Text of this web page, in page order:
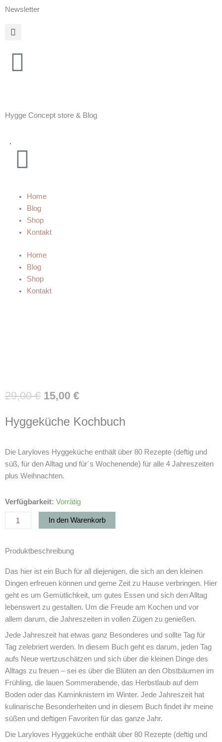
Zum
springen
Newsletter
Hygge Concept store & Blog
Warenkorb
Home
Blog
Shop
Kontakt
Home
Blog
Shop
Kontakt
29,00€ Ursprünglicher
war:
15,00 €Aktueller
ist:
Hyggeküche Kochbuch
Die Laryloves Hyggeküche enthält über 80 Rezepte (deftig und
süß, für den Alltag und für´s Wochenende) für alle 4 Jahreszeiten
plus Weihnachten.
Verfügbarkeit: Vorrätig
Hyggeküche
Kochbuch
Menge
In den Warenkorb
Produktbeschreibung
Das hier ist ein Buch für all diejenigen, die sich an den kleinen
Dingen erfreuen können und gerne Zeit zu Hause verbringen. Hier
geht es um Gemütlichkeit, um gutes Essen und sich den Alltag
lebenswert zu gestalten. Um die Freude am Kochen und vor
allem darum, die Jahreszeiten in vollen Zügen zu genießen.
Jede Jahreszeit hat etwas ganz Besonderes und sollte Tag für
Tag zelebriert werden. In diesem Buch geht es darum, jeden Tag
aufs Neue wertzuschätzen und sich über die kleinen Dinge des
Alltags zu freuen – sei es über die Blüten an den Obstbäumen im
Frühling, die lauen Sommerabende, das Herbstlaub auf dem
Boden oder das Kaminknistern im Winter. Jede Jahreszeit hat
kulinarische Besonderheiten und in diesem Buch findet ihr meine
süßen und deftigen Favoriten für das ganze Jahr.
Die Laryloves Hyggeküche enthält über 80 Rezepte (deftig und